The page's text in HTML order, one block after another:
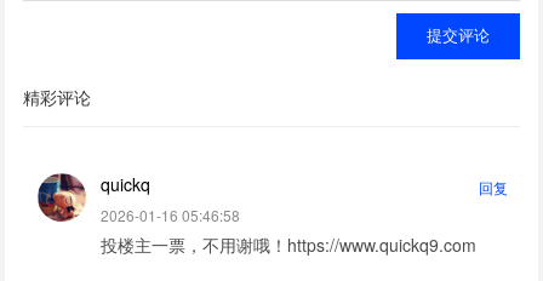
提交评论
精彩评论
quickq
回复
2026-01-16 05:46:58
投楼主一票，不用谢哦！https://www.quickq9.com